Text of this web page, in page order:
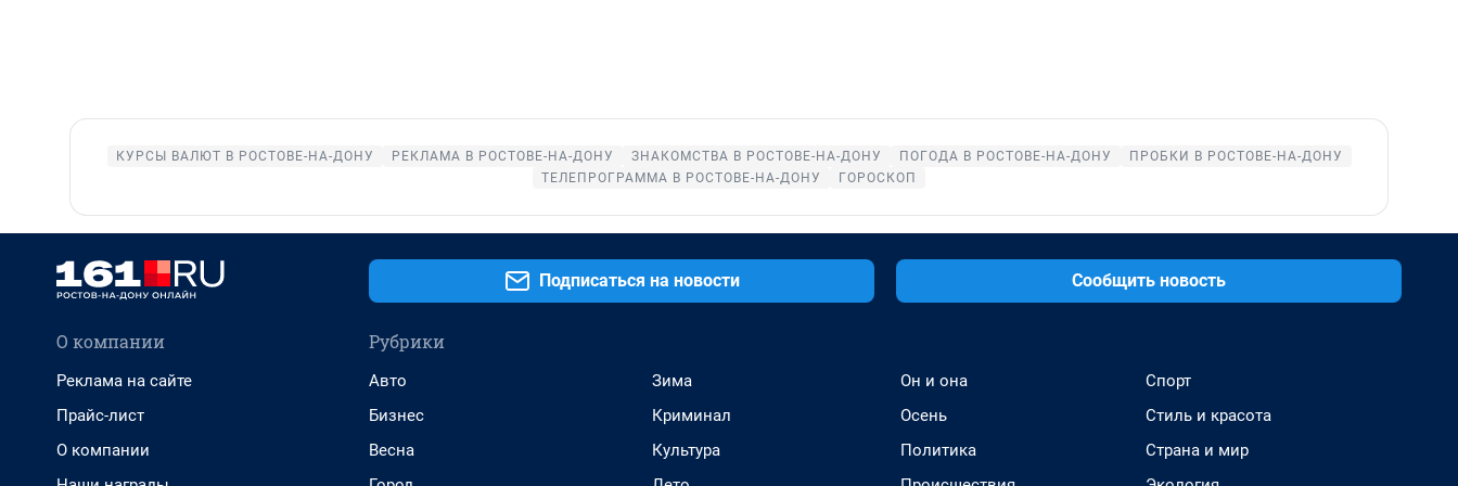
КУРСЫ ВАЛЮТ В РОСТОВЕ-НА-ДОНУ РЕКЛАМА В РОСТОВЕ-НА-ДОНУ ЗНАКОМСТВА В РОСТОВЕ-НА-ДОНУ ПОГОДА В РОСТОВЕ-НА-ДОНУ
ПРОБКИ В РОСТОВЕ-НА-ДОНУ
ТЕЛЕПРОГРАММА В РОСТОВЕ-НА-ДОНУ
ГОРОСКОП
Подписаться на новости Сообщить новость
О компании
Реклама на сайте
Прайс-лист
О компании
Рубрики
Авто
Бизнес
Весна
Зима
Криминал
Культура
Он и она
Осень
Политика
Спорт
Стиль и красота
Страна и мир